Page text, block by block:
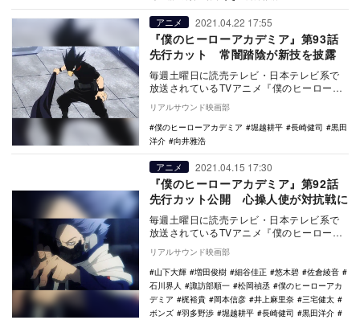
アニメ 2021.04.22 17:55
『僕のヒーローアカデミア』第93話
先行カット 常闇踏陰が新技を披露
毎週土曜日に読売テレビ・日本テレビ系で
放送されているTVアニメ『僕のヒーローア
カデミア』より、第93話の先行カットが公
開された。…
リアルサウンド映画部
僕のヒーローアカデミア
堀越耕平 長崎健司
黒田
洋介
向井雅浩
アニメ 2021.04.15 17:30
『僕のヒーローアカデミア』第92話
先行カット公開 心操人使が対抗戦に
毎週土曜日に読売テレビ・日本テレビ系で
放送されているTVアニメ『僕のヒーローア
カデミア』より、第92話の先行カットが公
開された。…
リアルサウンド映画部
山下大輝
増田俊樹 細谷佳正 悠木碧
佐倉綾音
石川界人
諏訪部順一 松岡禎丞
僕のヒーローアカ
デミア
梶裕貴 岡本信彦 井上麻里奈
三宅健太
ボンズ
羽多野渉 堀越耕平 長崎健司
黒田洋介